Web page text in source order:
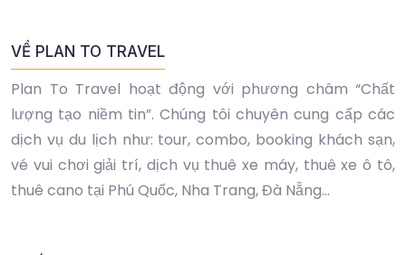
VỀ PLAN TO TRAVEL
Plan To Travel hoạt động với phương châm “Chất
lượng tạo niềm tin”. Chúng tôi chuyên cung cấp các
dịch vụ du lịch như: tour, combo, booking khách sạn,
vé vui chơi giải trí, dịch vụ thuê xe máy, thuê xe ô tô,
thuê cano tại Phú Quốc, Nha Trang, Đà Nẵng...